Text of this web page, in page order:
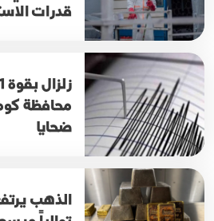
قدرات
محافظة
ضحايا
الذهب